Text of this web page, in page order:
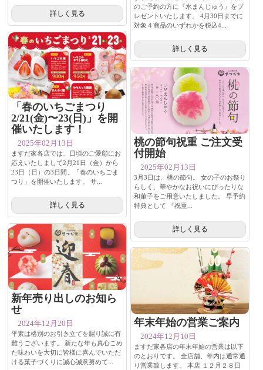
詳しく見る
のご予約の方に『水まんじゅう』をプ
レゼントいたします。 4月30日までに
対象４商品のいずれかを税込4...
詳しく見る
「春のいちごまつり
2/21(金)〜23(日)」を開
催いたします！
2025年02月13日
ますだ家各店では、日頃のご愛顧にお
応えいたしまして2月21日（金）から
23日（日）の3日間、「春のいちごま
つり」を開催いたします。 サ...
詳しく見る
桃の節句祝重 ご注文受
付開始
2025年02月13日
3月3日は、桃の節句。 女の子のお祭り
らしく、華やかなお祝いにぴったりな
和菓子をご用意いたしました。 早予約
特典として 『祝重...
詳しく見る
新年売り出しのお知ら
せ
2024年12月20日
平素は格別のお引き立てを賜り誠に有
難うございます。 新たな年も真心こめ
た味わいを大切に皆様に喜んでいただ
ける菓子づくりに誠心誠意努めて...
年末年始の営業ご案内
2024年12月10日
ますだ家各店の年末年始の営業は以下
のとおりです。 全店舗、年内は通常通
り営業致します。 本店 １２月２８日